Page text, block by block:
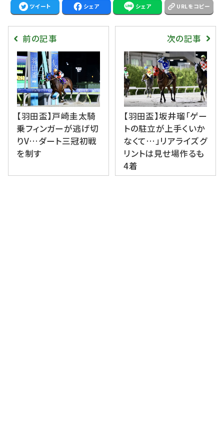
ツイート シェア シェア URLをコピー
前の記事
【羽田盃】戸崎圭太騎
乗フィンガーが逃げ切
りV…ダート三冠初戦
を制す
次の記事
【羽田盃】坂井瑠「ゲー
トの駐立が上手くいか
なくて…」リアライズグ
リントは見せ場作るも
4着